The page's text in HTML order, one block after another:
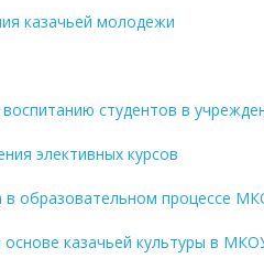
казачьей молодежи
студентов в
элективных курсов
образовательном процессе
казачьей культуры в